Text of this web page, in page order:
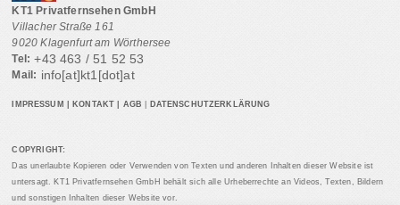
KT1 Privatfernsehen GmbH
Villacher Straße 161
9020 Klagenfurt am Wörthersee
Tel: +43 463 / 51 52 53
Mail: info[at]kt1[dot]at
IMPRESSUM KONTAKT AGB DATENSCHUTZERKLÄRUNG
COPYRIGHT:
Das unerlaubte Kopieren oder Verwenden von Texten und anderen Inhalten dieser Website ist
untersagt. KT1 Privatfernsehen GmbH behält sich alle Urheberrechte an Videos, Texten, Bildern
und sonstigen Inhalten dieser Website vor.